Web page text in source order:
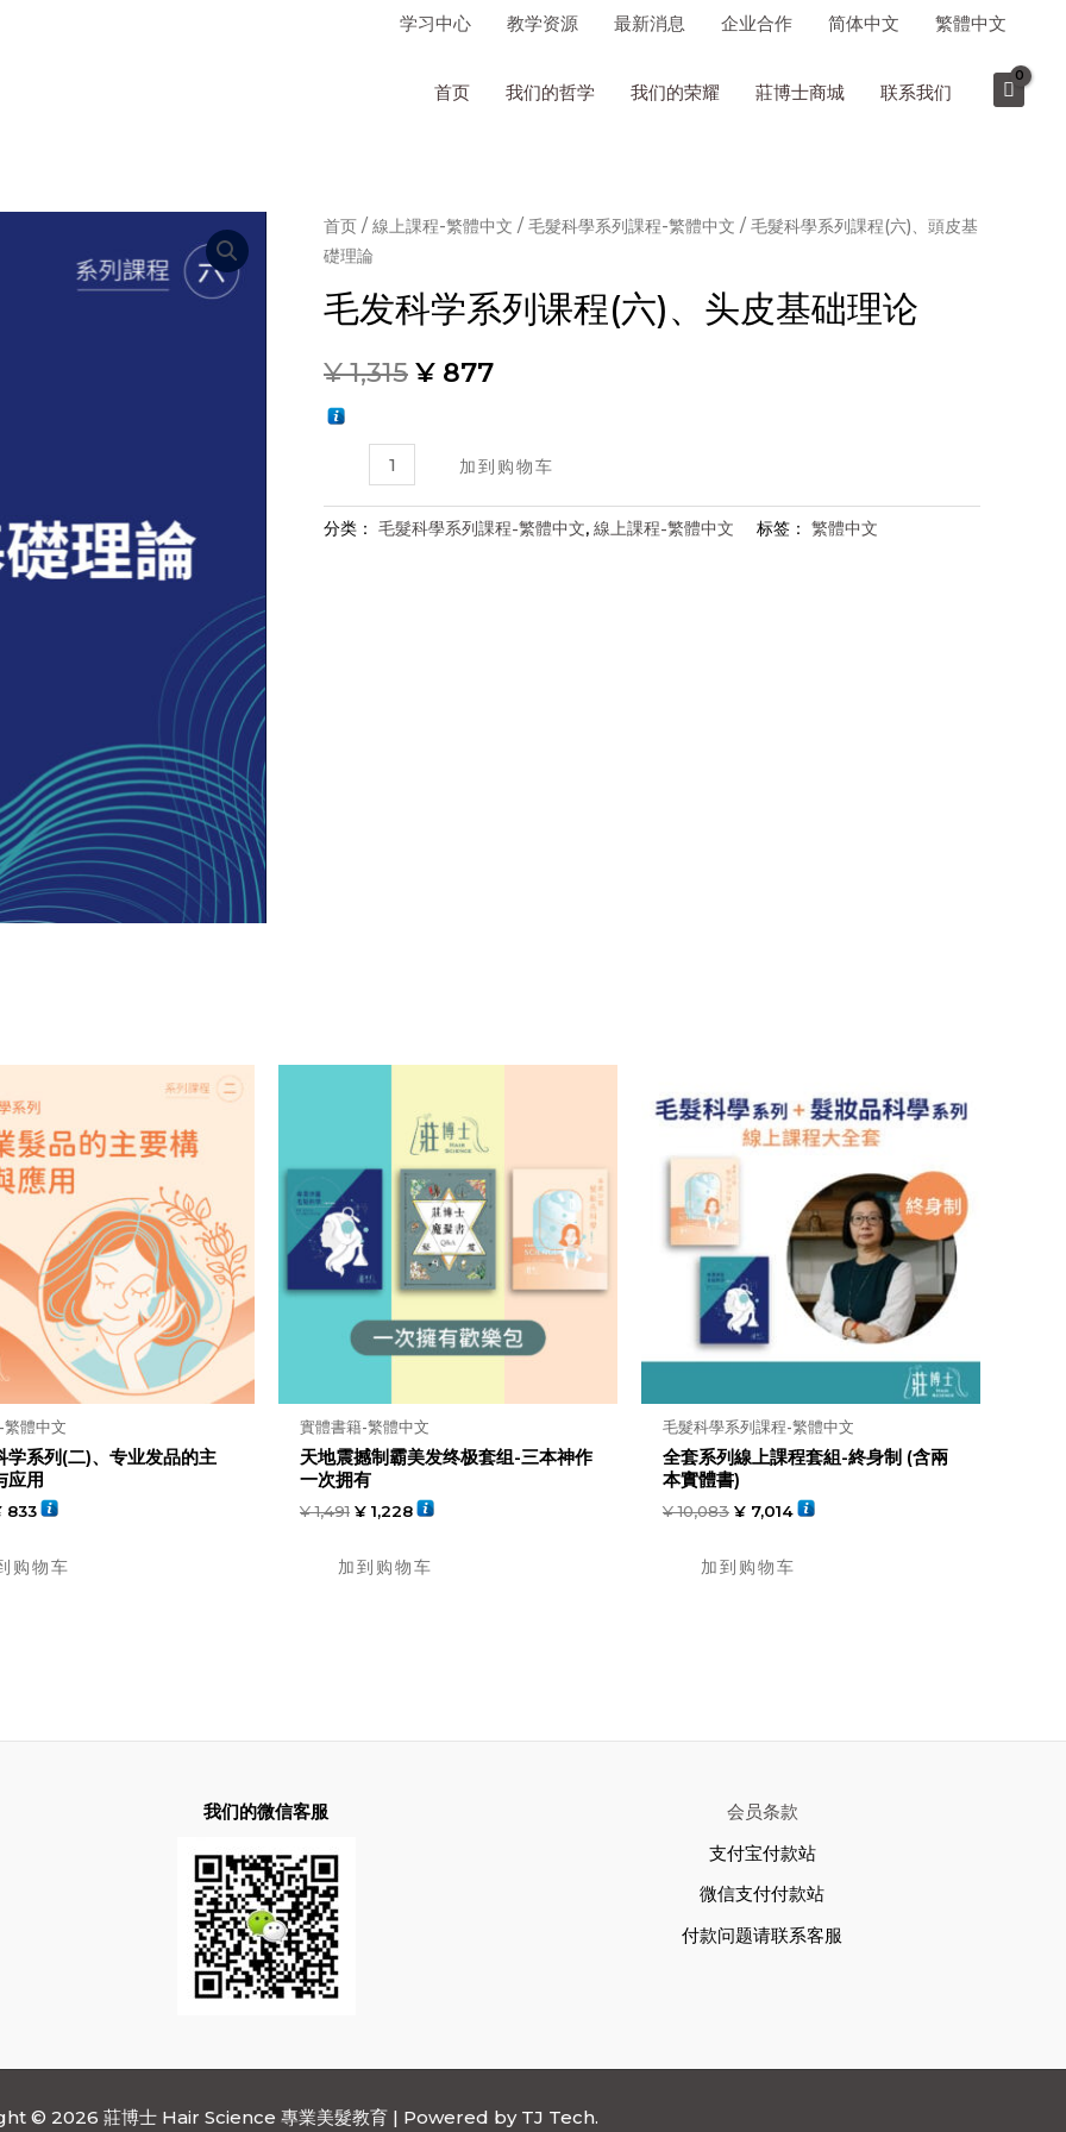
学习中心 教学资源 最新消息 企业合作 简体中文 繁體中文
首页 我们的哲学 我们的荣耀 莊博士商城 联系我们
首页 / 線上課程-繁體中文 / 毛髮科學系列課程-繁體中文 / 毛髮科學系列課程(六)、頭皮基
礎理論
毛发科学系列课程(六)、头皮基础理论
¥1,315 ¥ 877
科
加到购物车
分类： 毛髮科學系列課程-繁體中文, 線上課程-繁體中文 标签： 繁體中文
體中文
学系列(二)、专业发品的主
应用
833
购物车
實體書籍-繁體中文
天地震撼制霸美发终极套组-三本神作
一次拥有
¥1,491 ¥ 1,228
加到购物车
毛髮科學系列課程-繁體中文
全套系列線上課程套組-終身制 (含兩
本實體書)
¥10,083 ¥ 7,014
加到购物车
我们的微信客服
会员条款
支付宝付款站
微信支付付款站
付款问题请联系客服
© 2026 莊博士 Hair Science 專業美髮教育 | Powered by TJ Tech.